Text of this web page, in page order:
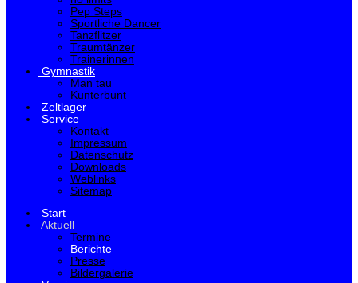
Pep Steps
Sportliche Dancer
Tanzflitzer
Traumtänzer
Trainerinnen
Gymnastik
Man tau
Kunterbunt
Zeltlager
Service
Kontakt
Impressum
Datenschutz
Downloads
Weblinks
Sitemap
Start
Aktuell
Termine
Berichte
Presse
Bildergalerie